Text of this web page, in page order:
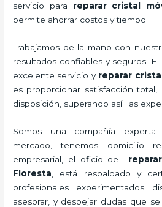
servicio para reparar cristal
permite ahorrar costos y tiempo.
Trabajamos de la mano con
resultados confiables y seguros.
excelente servicio y reparar cristal
es proporcionar satisfacción total,
disposición, superando así las
Somos una compañía
mercado, tenemos domicilio
empresarial, el oficio de
Floresta , está respaldado y
profesionales experimentados
asesorar, y despejar dudas que